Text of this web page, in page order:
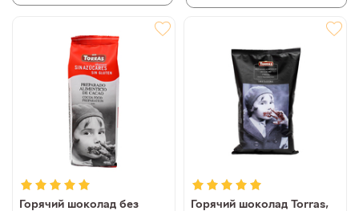
Горячий шоколад без
Горячий шоколад Torras,